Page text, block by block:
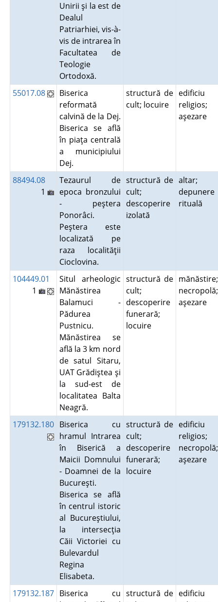
Unirii şi la est de
Dealul
Patriarhiei, vis-à-
vis de intrarea în
Facultatea de
Teologie
Ortodoxă.
55017.08
Biserica
reformată
calvină de la Dej.
Biserica se află
în piaţa centrală
a municipiului
Dej.
structură de
cult; locuire
edificiu
religios;
aşezare
88494.08
1
Tezaurul de
epoca bronzului
- peştera
Ponorâci.
Peştera este
localizată pe
raza localităţii
Cioclovina.
structură de
cult;
descoperire
izolată
altar;
depunere
rituală
104449.01
1
Situl arheologic
Mănăstirea
Balamuci -
Pădurea
Pustnicu.
Mănăstirea se
află la 3 km nord
de satul Sitaru,
UAT Grădiştea şi
la sud-est de
localitatea Balta
Neagră.
structură de
cult;
descoperire
funerară;
locuire
mănăstire;
necropolă;
aşezare
179132.180 Biserica cu
hramul Intrarea
în Biserică a
Maicii Domnului
- Doamnei de la
Bucureşti.
Biserica se află
în centrul istoric
al Bucureştiului,
la intersecţia
Căii Victoriei cu
Bulevardul
Regina
Elisabeta.
structură de
cult;
descoperire
funerară;
locuire
edificiu
religios;
necropolă;
aşezare
179132.187 Biserica cu structură de edificiu